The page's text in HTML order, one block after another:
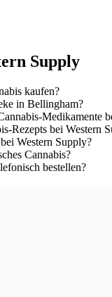
Supply
kaufen?
in Bellingham?
Medikamente
Rezepts bei Western
Western Supply?
Cannabis?
bestellen?